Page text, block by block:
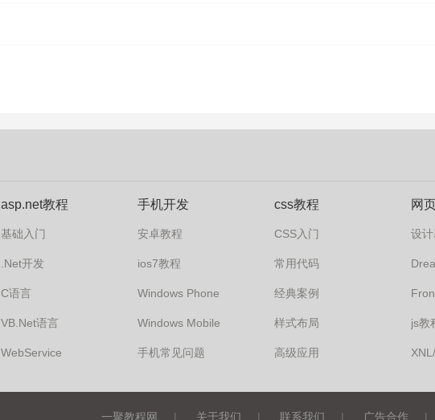
asp.net教程
基础入门
.Net开发
C语言
VB.Net语言
WebService
手机开发
安卓教程
ios7教程
Windows Phone
Windows Mobile
手机常见问题
css教程
CSS入门
常用代码
经典案例
样式布局
高级应用
网
设
js教
一聚教程网 | 关于我们 | 联系我们 | 广告合作 |